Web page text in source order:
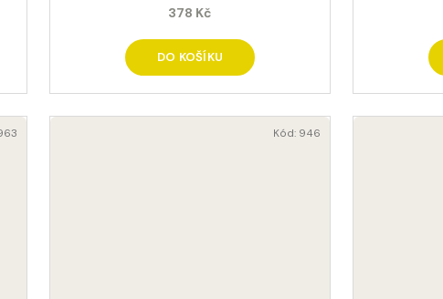
378 Kč
DO KOŠÍKU
Kód: 946